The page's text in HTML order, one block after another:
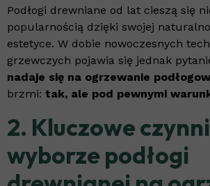
Podłogi drewniane od lat cieszą się
popularnością dzięki swojej
estetyce. W dobie nowoczesnych
grzewczych pojawia się jednak
nadaje się na ogrzewanie
brzmi: tak, ale pod pewnymi
2. Kluczowe
wyborze podłogi